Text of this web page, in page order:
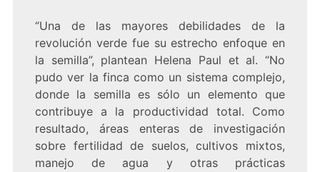
“Una de las mayores debilidades de la
revolución verde fue su estrecho enfoque en
la semilla”, plantean Helena Paul et al. “No
pudo ver la finca como un sistema complejo,
donde la semilla es sólo un elemento que
contribuye a la productividad total. Como
resultado, áreas enteras de investigación
sobre fertilidad de suelos, cultivos mixtos,
manejo de agua y otras prácticas